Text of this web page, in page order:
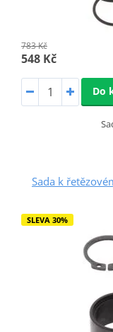
783 Kč
548 Kč
Do
Sada k
SLEVA 30%